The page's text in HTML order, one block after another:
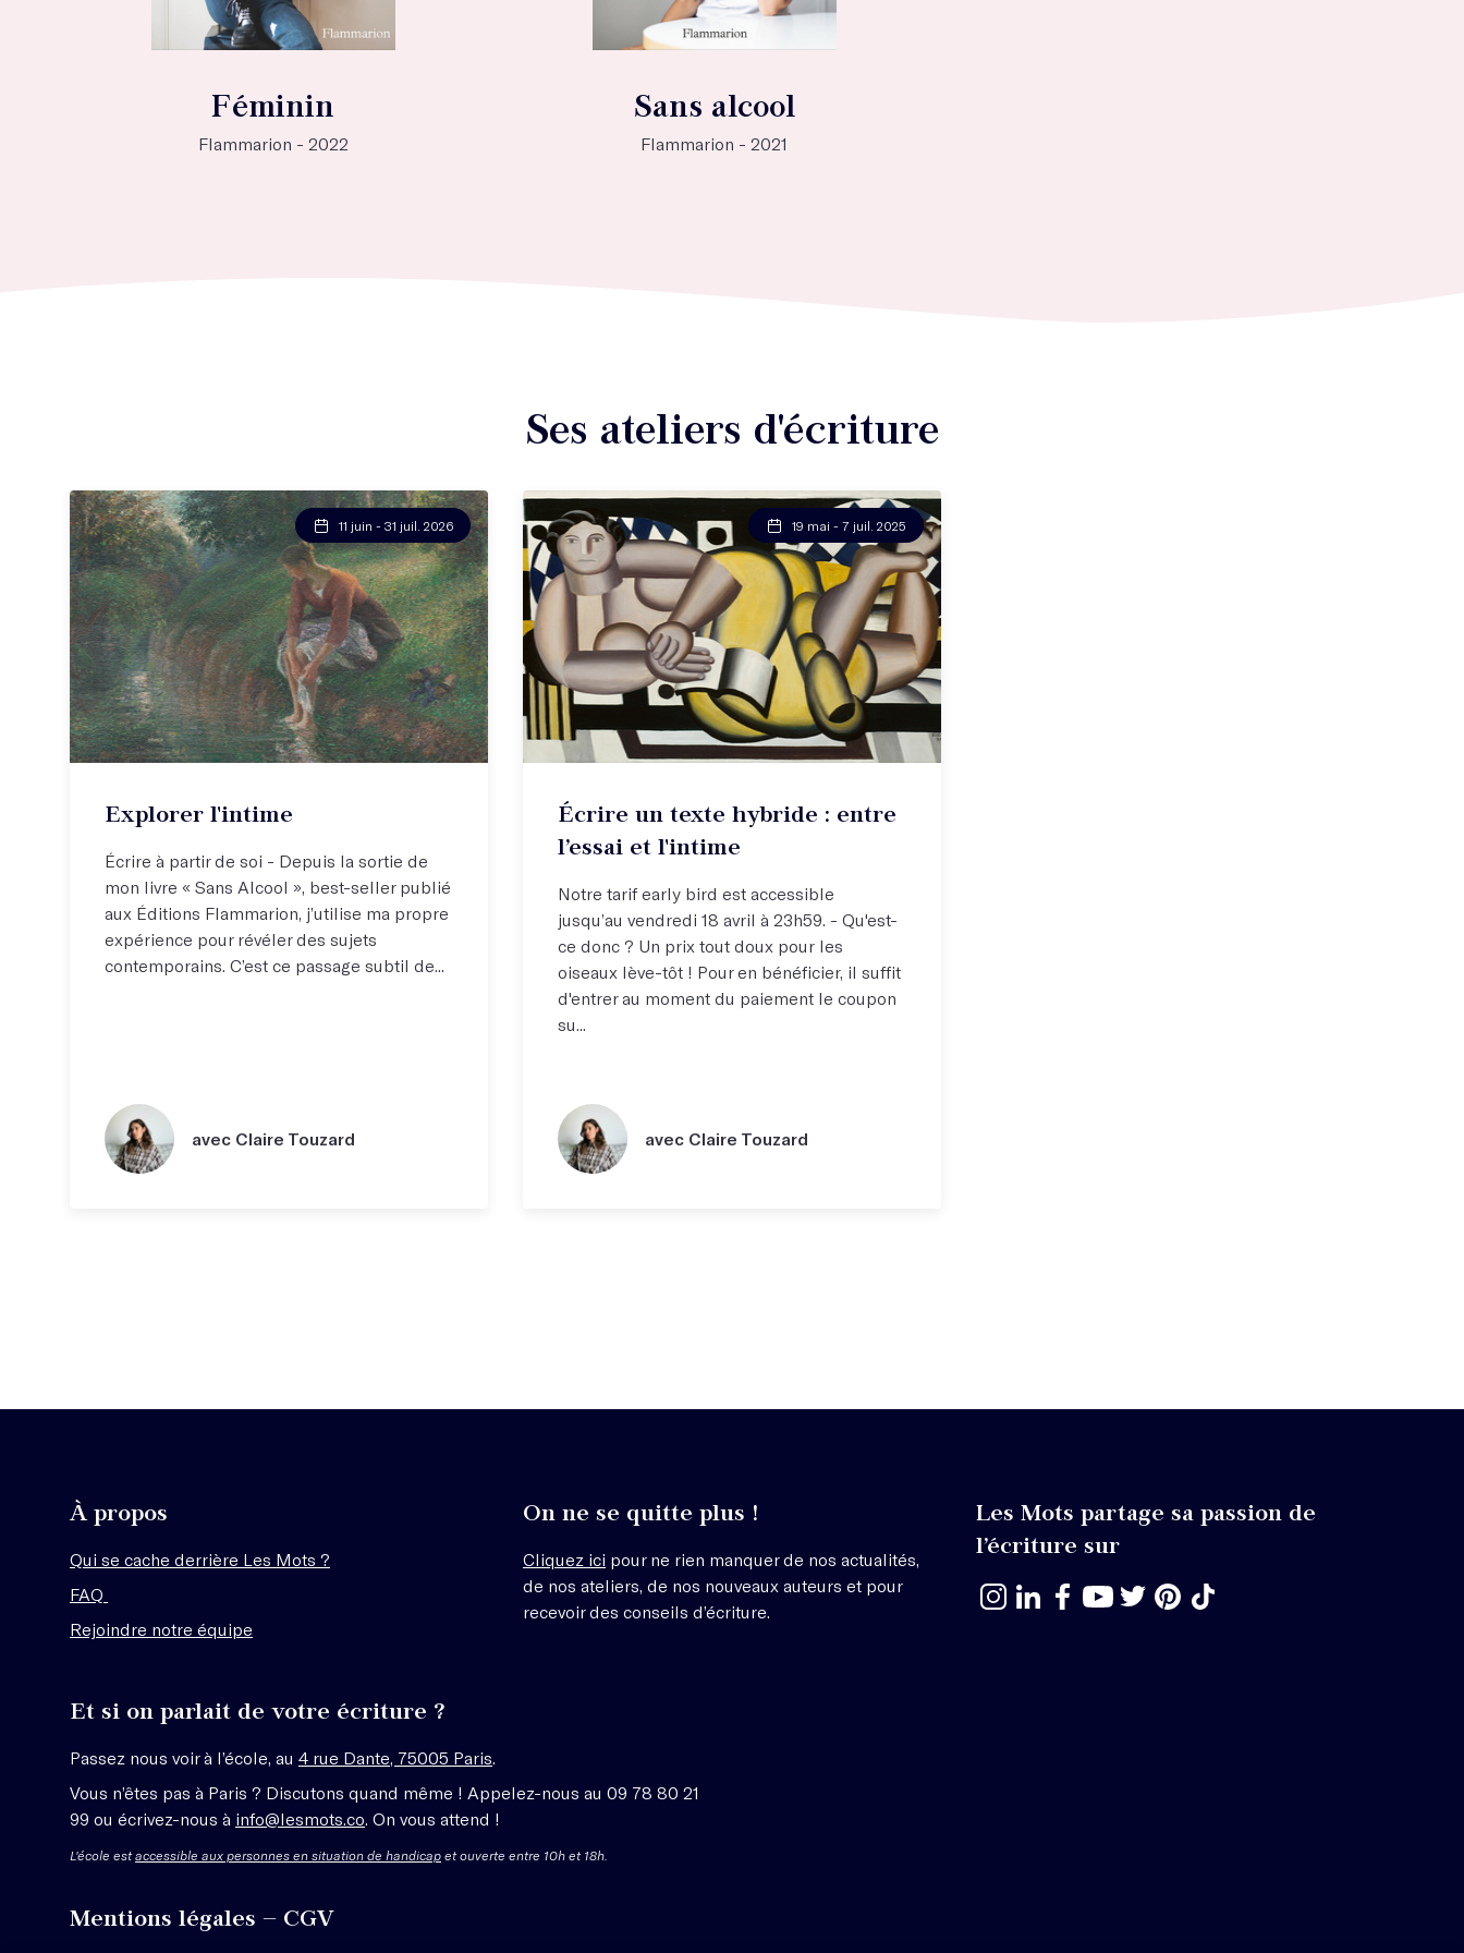
Féminin
Flammarion - 2022
Sans alcool
Flammarion - 2021
Ses ateliers d'écriture
11 juin - 31 juil. 2026
Explorer l'intime
Écrire à partir de soi - Depuis la sortie de
mon livre « Sans Alcool », best-seller publié
aux Éditions Flammarion, j’utilise ma propre
expérience pour révéler des sujets
contemporains. C’est ce passage subtil de...
avec Claire Touzard
19 mai - 7 juil. 2025
Écrire un texte hybride : entre
l’essai et l'intime
Notre tarif early bird est accessible
jusqu’au vendredi 18 avril à 23h59. - Qu'est-
ce donc ? Un prix tout doux pour les
oiseaux lève-tôt ! Pour en bénéficier, il suffit
d'entrer au moment du paiement le coupon
su...
avec Claire Touzard
À propos
Qui se cache derrière Les Mots ?
FAQ
Rejoindre notre équipe
On ne se quitte plus !
Cliquez ici pour ne rien manquer de nos actualités,
de nos ateliers, de nos nouveaux auteurs et pour
recevoir des conseils d’écriture.
Les Mots partage sa passion de
l’écriture sur
Et si on parlait de votre écriture ?
Passez nous voir à l’école, au 4 rue Dante, 75005 Paris
Vous n’êtes pas à Paris ? Discutons quand même ! Appelez-nous au 09 78 80 21
99 ou écrivez-nous à info@lesmots.co . On vous attend !
L'école estaccessible aux personnes en situation de handicap et ouverte entre 10h et 18h.
Mentions légales – CGV